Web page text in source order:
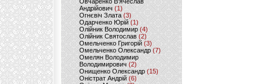
Андрійович(1)
Огнєвіч Злата (3)
Одарченко Юрій(1)
Олійник Володимир (4)
Олійник Святослав (2)
Омельченко Григорій (3)
Омельченко Олександр(7)
Омелян Володимир
Володимирович (2)
Онищенко Олександр (15)
Оністрат Андрій (6)